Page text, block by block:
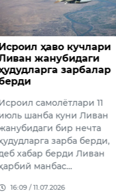
кучлари
зарбалар
11
Ливан
нечта
берди,
Ливан
АҚШда
киши
ҳалок
Дам
ҳаво
эса